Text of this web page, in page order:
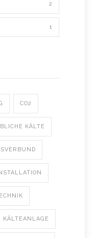
2
1
CO2
KÄLTE
KÄLTEANLAGE